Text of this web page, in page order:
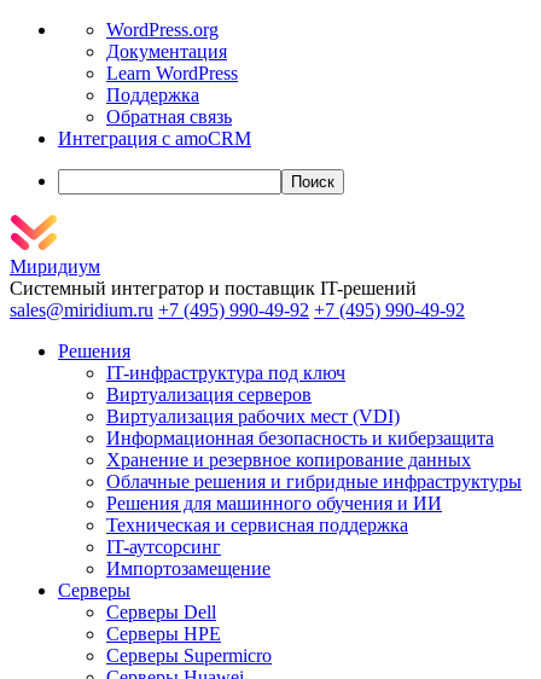
WordPress
WordPress.org
Документация
Learn WordPress
Поддержка
Обратная связь
Интеграция с amoCRM
Поиск
Миридиум
Системный интегратор и поставщик IT-решений
sales@miridium.ru +7 (495) 990-49-92 +7 (495) 990-49-92
Решения
IT-инфраструктура под ключ
Виртуализация серверов
Виртуализация рабочих мест (VDI)
Информационная безопасность и киберзащита
Хранение и резервное копирование данных
Облачные решения и гибридные инфраструктуры
Решения для машинного обучения и ИИ
Техническая и сервисная поддержка
IT-аутсорсинг
Импортозамещение
Серверы
Серверы Dell
Серверы HPE
Серверы Supermicro